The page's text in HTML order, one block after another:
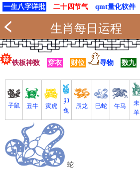
一生八字详批 二十四节气 qmt量化软件
生肖每日运程
铁板神数 穿衣 财位 寻物 数九
子鼠 丑牛 寅虎
卯
兔
辰龙 巳蛇 午马
未
羊
蛇